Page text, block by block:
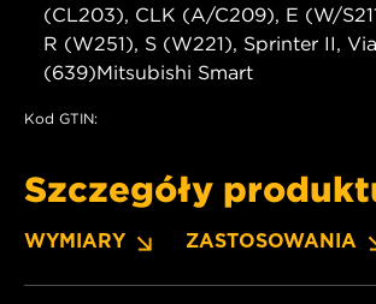
(CL203), CLK (A/C209), E (W/
R (W251), S (W221), Sprinter II,
(639)Mitsubishi Smart
Kod GTIN:
Szczegóły
WYMIARY ZASTOSOWANIA